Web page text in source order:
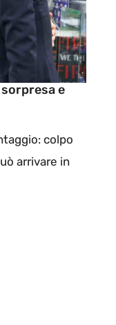
e
colpo
arrivare in